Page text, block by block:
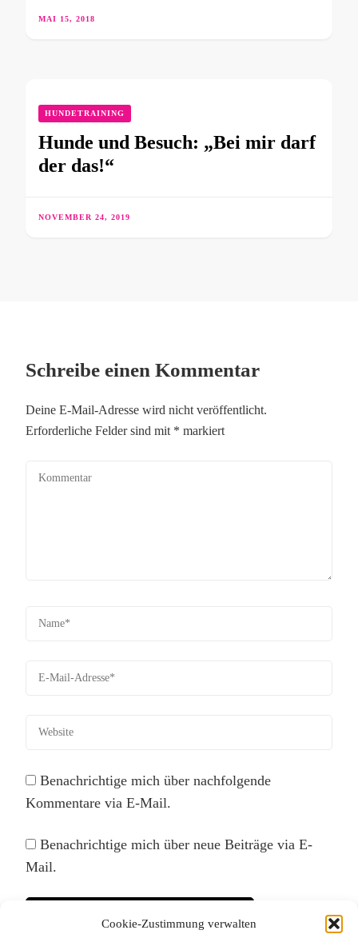
Cookie-Zustimmung verwalten
MAI 15, 2018
HUNDETRAINING
Hunde und Besuch: „Bei mir darf
der das!“
NOVEMBER 24, 2019
Schreibe einen Kommentar
Deine E-Mail-Adresse wird nicht veröffentlicht.
Erforderliche Felder sind mit * markiert
Benachrichtige mich über nachfolgende
Kommentare via E-Mail.
Benachrichtige mich über neue Beiträge via E-
Mail.